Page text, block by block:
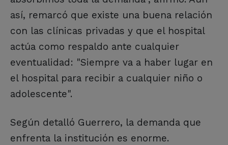
así, remarcó que existe una buena relación
con las clínicas privadas y que el hospital
actúa como respaldo ante cualquier
eventualidad: "Siempre va a haber lugar en
el hospital para recibir a cualquier niño o
adolescente".
Según detalló Guerrero, la demanda que
enfrenta la institución es enorme.